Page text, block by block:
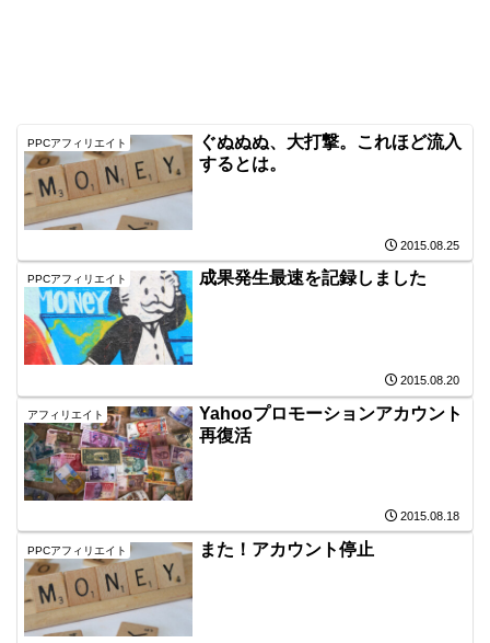
PPCアフィリエイト
ぐぬぬぬ、大打撃。これほど流入
するとは。
2015.08.25
PPCアフィリエイト 成果発生最速を記録しました
2015.08.20
アフィリエイト
Yahooプロモーションアカウント
再復活
2015.08.18
PPCアフィリエイト また！アカウント停止